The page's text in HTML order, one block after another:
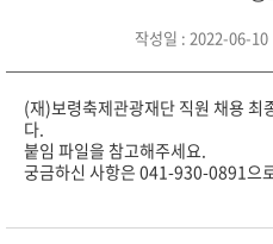
작성일 : 2022-06-10
(재)보령축제관광재단 직원 채용 최
다.
붙임 파일을 참고해주세요.
궁금하신 사항은 041-930-0891으